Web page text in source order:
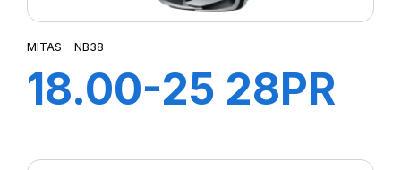
MITAS - NB38
18.00-25 28PR